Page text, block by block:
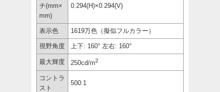
チ(mm×
mm)
0.294(H)×0.294(V)
表示色 1619万色（擬似フルカラー）
視野角度 上下: 160° 左右: 160°
最大輝度 250cd/m2
コントラ
スト
500:1